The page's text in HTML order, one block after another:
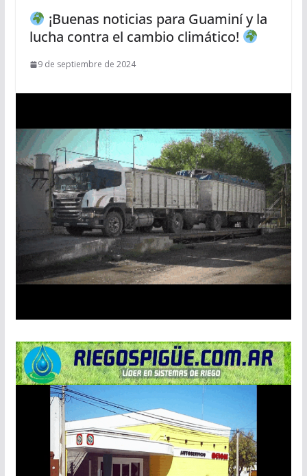
¡Buenas noticias para Guaminí y la
lucha contra el cambio climático!
9 de septiembre de 2024